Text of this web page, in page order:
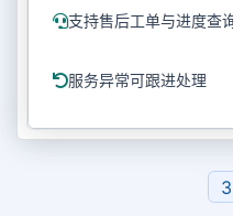
支持售后工单与进度查
服务异常可跟进处理